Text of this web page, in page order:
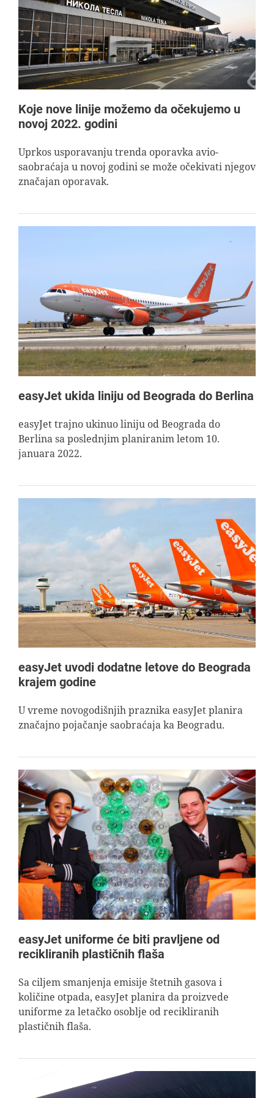
AVIOPEDIA
SPECIJAL
FOTO PRIČA
TEMA
AGENT
Koje nove linije možemo da očekujemo u
novoj 2022. godini
Uprkos usporavanju trenda oporavka avio-
saobraćaja u novoj godini se može očekivati njegov
značajan oporavak.
easyJet ukida liniju od Beograda do Berlina
easyJet trajno ukinuo liniju od Beograda do
Berlina sa poslednjim planiranim letom 10.
januara 2022.
easyJet uvodi dodatne letove do Beograda
krajem godine
U vreme novogodišnjih praznika easyJet planira
značajno pojačanje saobraćaja ka Beogradu.
easyJet uniforme će biti pravljene od
recikliranih plastičnih flaša
Sa ciljem smanjenja emisije štetnih gasova i
količine otpada, easyJet planira da proizvede
uniforme za letačko osoblje od recikliranih
plastičnih flaša.